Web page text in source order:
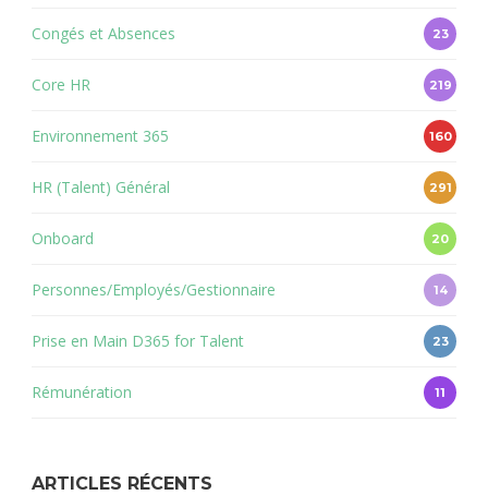
Congés et Absences 23
Core HR 219
Environnement 365 160
HR (Talent) Général 291
Onboard 20
Personnes/Employés/Gestionnaire 14
Prise en Main D365 for Talent 23
Rémunération 11
ARTICLES RÉCENTS